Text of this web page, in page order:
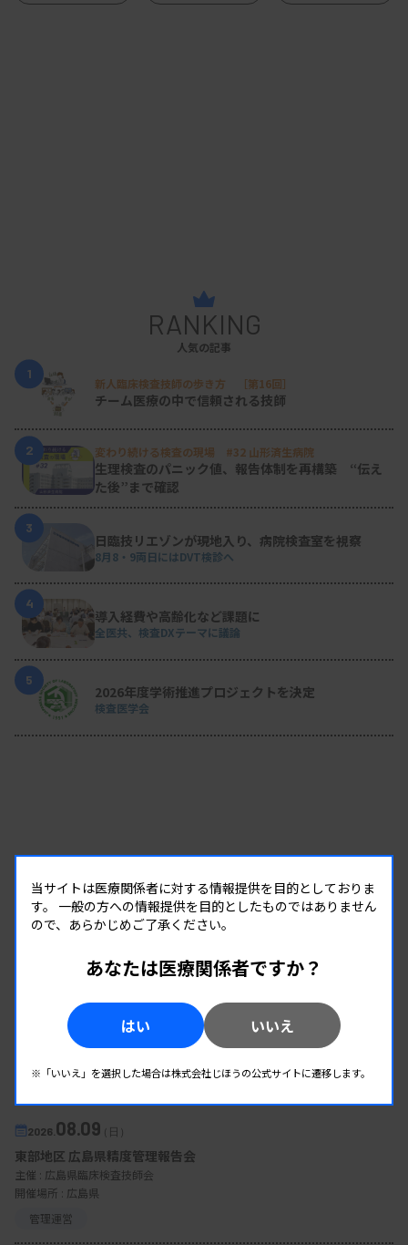
RANKING
人気の記事
1
新人臨床検査技師の歩き方 ［第16回］
チーム医療の中で信頼される技師
2 変わり続ける検査の現場 #32 山形済生病院
生理検査のパニック値、報告体制を再構築 “伝え
た後”まで確認
3
日臨技リエゾンが現地入り、病院検査室を視察
8月8・9両日にはDVT検診へ
4
導入経費や高齢化など課題に
全医共、検査DXテーマに議論
5
2026年度学術推進プロジェクトを決定
検査医学会
EVENT
2026. 08.09（日）
東部地区 広島県精度管理報告会
主催 : 広島県臨床検査技師会
開催場所 : 広島県
管理運営
当サイトは医療関係者に対する情報提供を目的としておりま
す。 一般の方への情報提供を目的としたものではありません
ので、あらかじめご了承ください。
あなたは医療関係者ですか？
はい いいえ
※「いいえ」を選択した場合は株式会社じほうの公式サイトに遷移します。